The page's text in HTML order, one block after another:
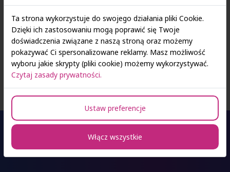
Dodatkowo informujemy, że Działy Administracyjne Społecznej
Akademii Nauk w dniach23-30 grudniapracować będą w
skróconych godzinach:od 9:00 do 15:00.
W dniach 24-26 grudnia Uczelnia będzie nieczynna.
Oferta studiów
Ta strona wykorzystuje do swojego działania pliki Cookie.
Dzięki ich zastosowaniu mogą poprawić się Twoje
doświadczenia związane z naszą stroną oraz możemy
pokazywać Ci spersonalizowane reklamy. Masz możliwość
wyboru jakie skrypty (pliki cookie) możemy wykorzystywać.
Czytaj zasady prywatności.
Ustaw preferencje
Włącz wszystkie